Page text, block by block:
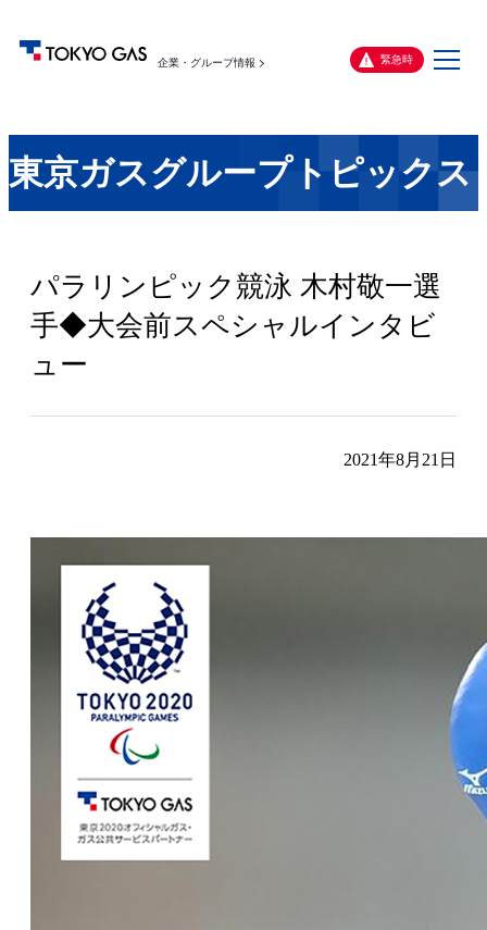
企業・グループ情報 緊急時
メ
東京ガスグループトピックス
パラリンピック競泳 木村敬一選
手◆大会前スペシャルインタビ
ュー
2021年8月21日